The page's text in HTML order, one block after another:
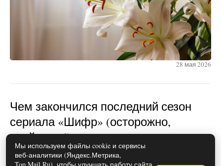
28 мая 2026
Чем закончился последний сезон
сериала «Шифр» (осторожно,
спойлеры!)
Мы используем файлы cookie и сервисы
веб-аналитики (Яндекс.Метрика,